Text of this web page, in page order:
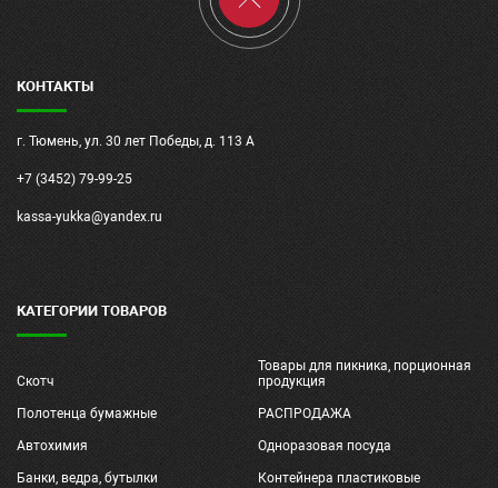
КОНТАКТЫ
г. Тюмень, ул. 30 лет Победы, д. 113 А
+7 (3452) 79-99-25
kassa-yukka@yandex.ru
КАТЕГОРИИ ТОВАРОВ
Скотч
Товары для пикника, порционная
продукция
Полотенца бумажные РАСПРОДАЖА
Автохимия Одноразовая посуда
Банки, ведра, бутылки Контейнера пластиковые